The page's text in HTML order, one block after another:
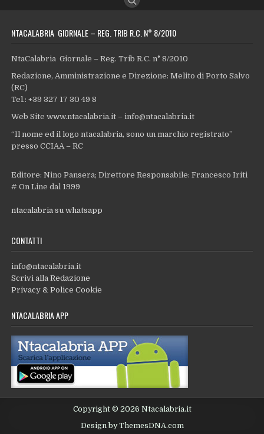
NTACALABRIA GIORNALE – REG. TRIB R.C. N° 8/2010
NtaCalabria Giornale – Reg. Trib R.C. n° 8/2010
Redazione, Amministrazione e Direzione: Melito di Porto Salvo
(RC)
Tel.: +39 327 17 30 49 8
Web Site www.ntacalabria.it – info@ntacalabria.it
“Il nome ed il logo ntacalabria, sono un marchio registrato”
presso CCIAA – RC
Editore: Nino Pansera; Direttore Responsabile: Francesco Iriti
# On Line dal 1999
ntacalabria su whatsapp
CONTATTI
info@ntacalabria.it
Scrivi alla Redazione
Privacy & Police Cookie
NTACALABRIA APP
Copyright © 2026 Ntacalabria.it
Design by ThemesDNA.com